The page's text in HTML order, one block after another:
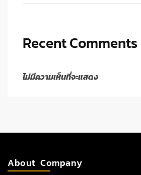
Recent Comments
ไม่มีความเห็นที่จะแสดง
About Company